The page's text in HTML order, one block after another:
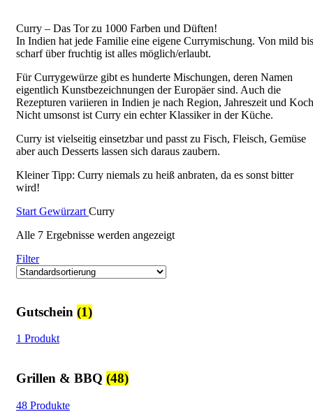
Curry – Das Tor zu 1000 Farben und Düften!
In Indien hat jede Familie eine eigene Currymischung. Von mild bis
scharf über fruchtig ist alles möglich/erlaubt.
Für Currygewürze gibt es hunderte Mischungen, deren Namen
eigentlich Kunstbezeichnungen der Europäer sind. Auch die
Rezepturen variieren in Indien je nach Region, Jahreszeit und
Nicht umsonst ist Curry ein echter Klassiker in der Küche.
Curry ist vielseitig einsetzbar und passt zu Fisch, Fleisch, Gemüse
aber auch Desserts lassen sich daraus zaubern.
Kleiner Tipp: Curry niemals zu heiß anbraten, da es sonst bitter
wird!
Start Gewürzart Curry
Alle 7 Ergebnisse werden angezeigt
Filter
Gutschein (1)
1 Produkt
Grillen & BBQ (48)
48 Produkte